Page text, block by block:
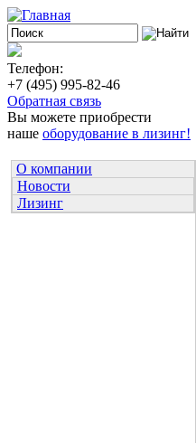
Телефон:
+7 (495) 995-82-46
Обратная связь
Вы можете приобрести
наше оборудование в лизинг!
О компании
Новости
Лизинг